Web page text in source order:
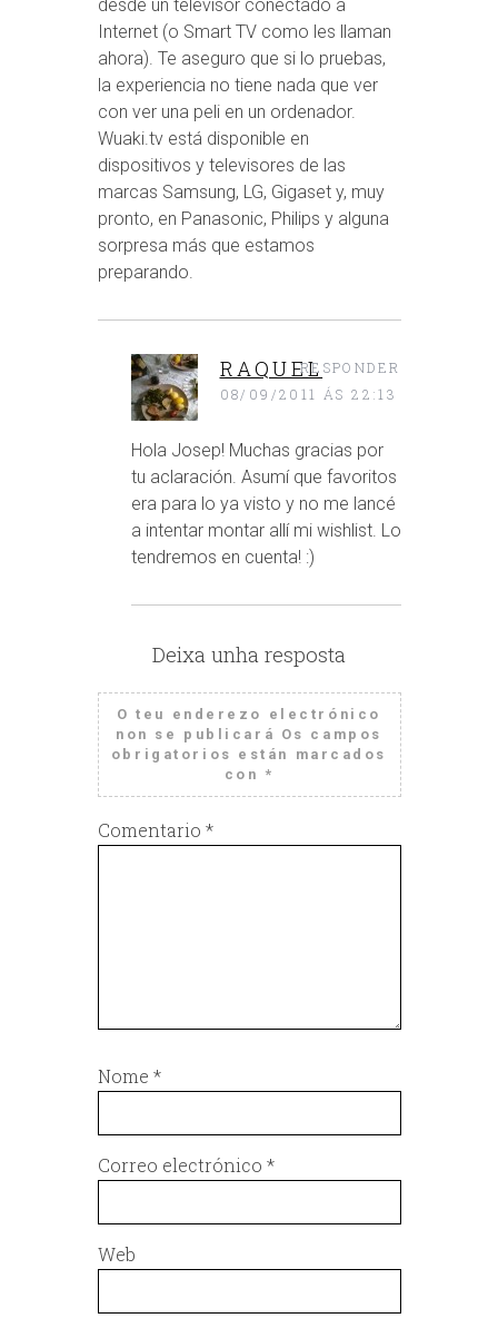
desde un televisor conectado a
Internet (o Smart TV como les llaman
ahora). Te aseguro que si lo pruebas,
la experiencia no tiene nada que ver
con ver una peli en un ordenador.
Wuaki.tv está disponible en
dispositivos y televisores de las
marcas Samsung, LG, Gigaset y, muy
pronto, en Panasonic, Philips y alguna
sorpresa más que estamos
preparando.
RAQUEL
08/09/2011 ÁS 22:13
Hola Josep! Muchas gracias por
tu aclaración. Asumí que favoritos
era para lo ya visto y no me lancé
a intentar montar allí mi wishlist. Lo
tendremos en cuenta! :)
RESPONDER
Deixa unha resposta
O teu enderezo electrónico
non se publicará Os campos
obrigatorios están marcados
con *
Comentario *
Nome *
Correo electrónico *
Web